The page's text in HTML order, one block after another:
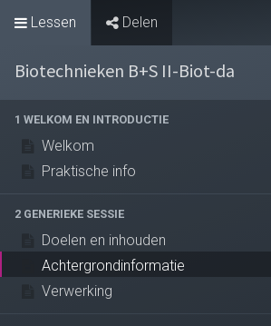
Lessen Delen
Biotechnieken B+S II-Biot-da
1 WELKOM EN INTRODUCTIE
Welkom
Praktische info
2 GENERIEKE SESSIE
Doelen en inhouden
Achtergrondinformatie
Verwerking